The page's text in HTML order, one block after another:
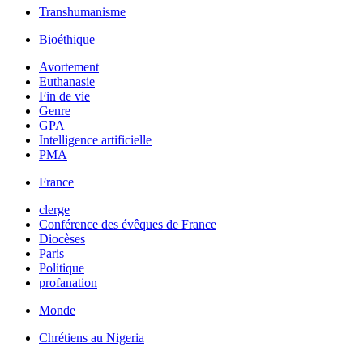
Transhumanisme
Bioéthique
Avortement
Euthanasie
Fin de vie
Genre
GPA
Intelligence artificielle
PMA
France
clerge
Conférence des évêques de France
Diocèses
Paris
Politique
profanation
Monde
Chrétiens au Nigeria